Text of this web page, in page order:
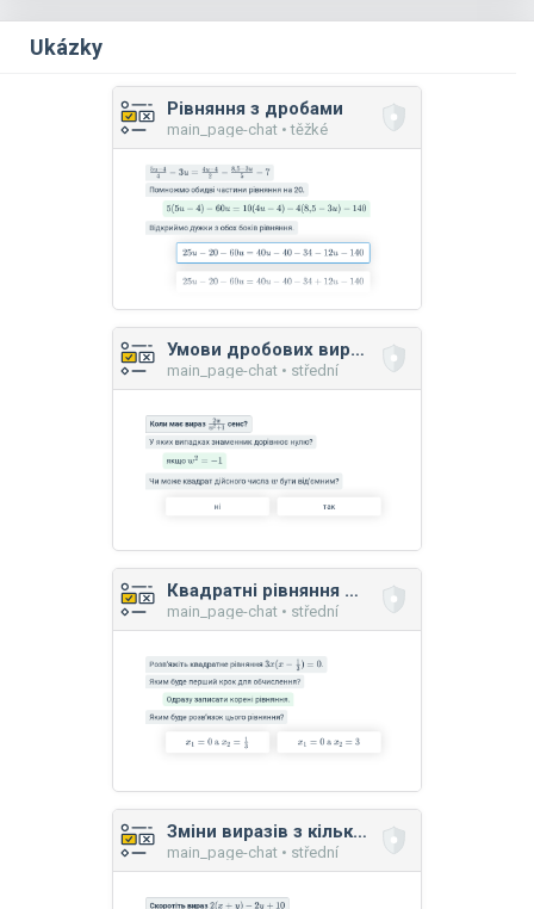
Ukázky
Рівняння з дробами
main_page-chat • těžké
Умови дробових виразів
main_page-chat • střední
Квадратні рівняння без абсолютного члена
main_page-chat • střední
Зміни виразів з кількома змінними
main_page-chat • střední